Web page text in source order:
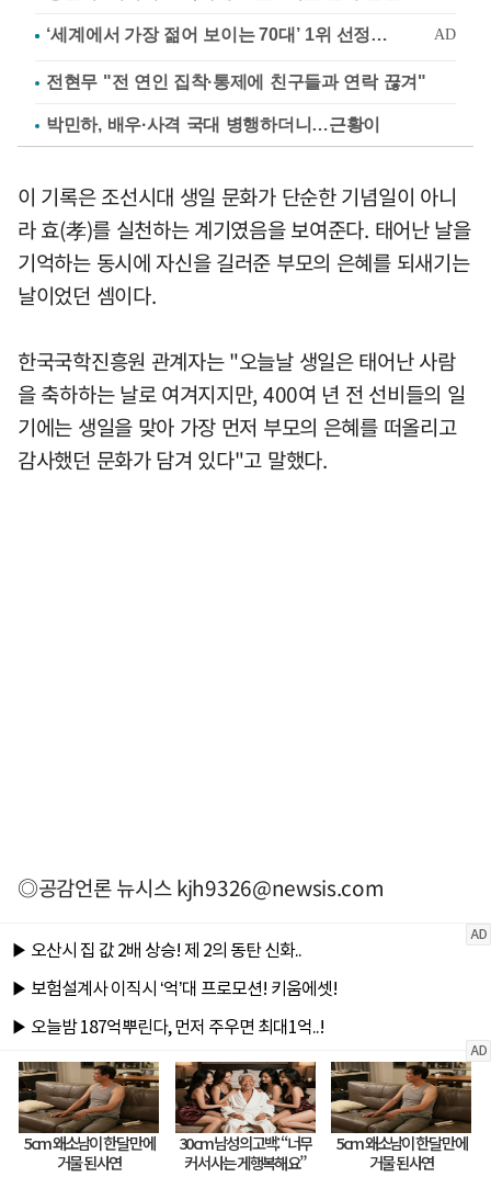
전현무 "전 연인 집착·통제에 친구들과 연락 끊겨"
박민하, 배우·사격 국대 병행하더니…근황이
이 기록은 조선시대 생일 문화가 단순한 기념일이 아니
라 효(孝)를 실천하는 계기였음을 보여준다. 태어난 날을
기억하는 동시에 자신을 길러준 부모의 은혜를 되새기는
날이었던 셈이다.
한국국학진흥원 관계자는 "오늘날 생일은 태어난 사람
을 축하하는 날로 여겨지지만, 400여 년 전 선비들의 일
기에는 생일을 맞아 가장 먼저 부모의 은혜를 떠올리고
감사했던 문화가 담겨 있다"고 말했다.
◎공감언론 뉴시스kjh9326@newsis.com